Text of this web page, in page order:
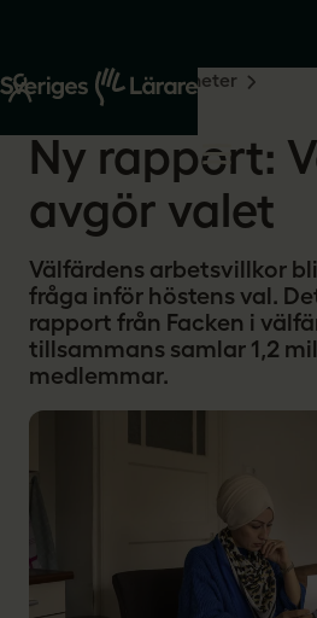
Start Om oss
Nyheter
2026-05-29
Ny rapport:
avgör valet
Välfärdens arbetsvillkor
fråga inför höstens val.
rapport från Facken i
tillsammans samlar 1,2
medlemmar.